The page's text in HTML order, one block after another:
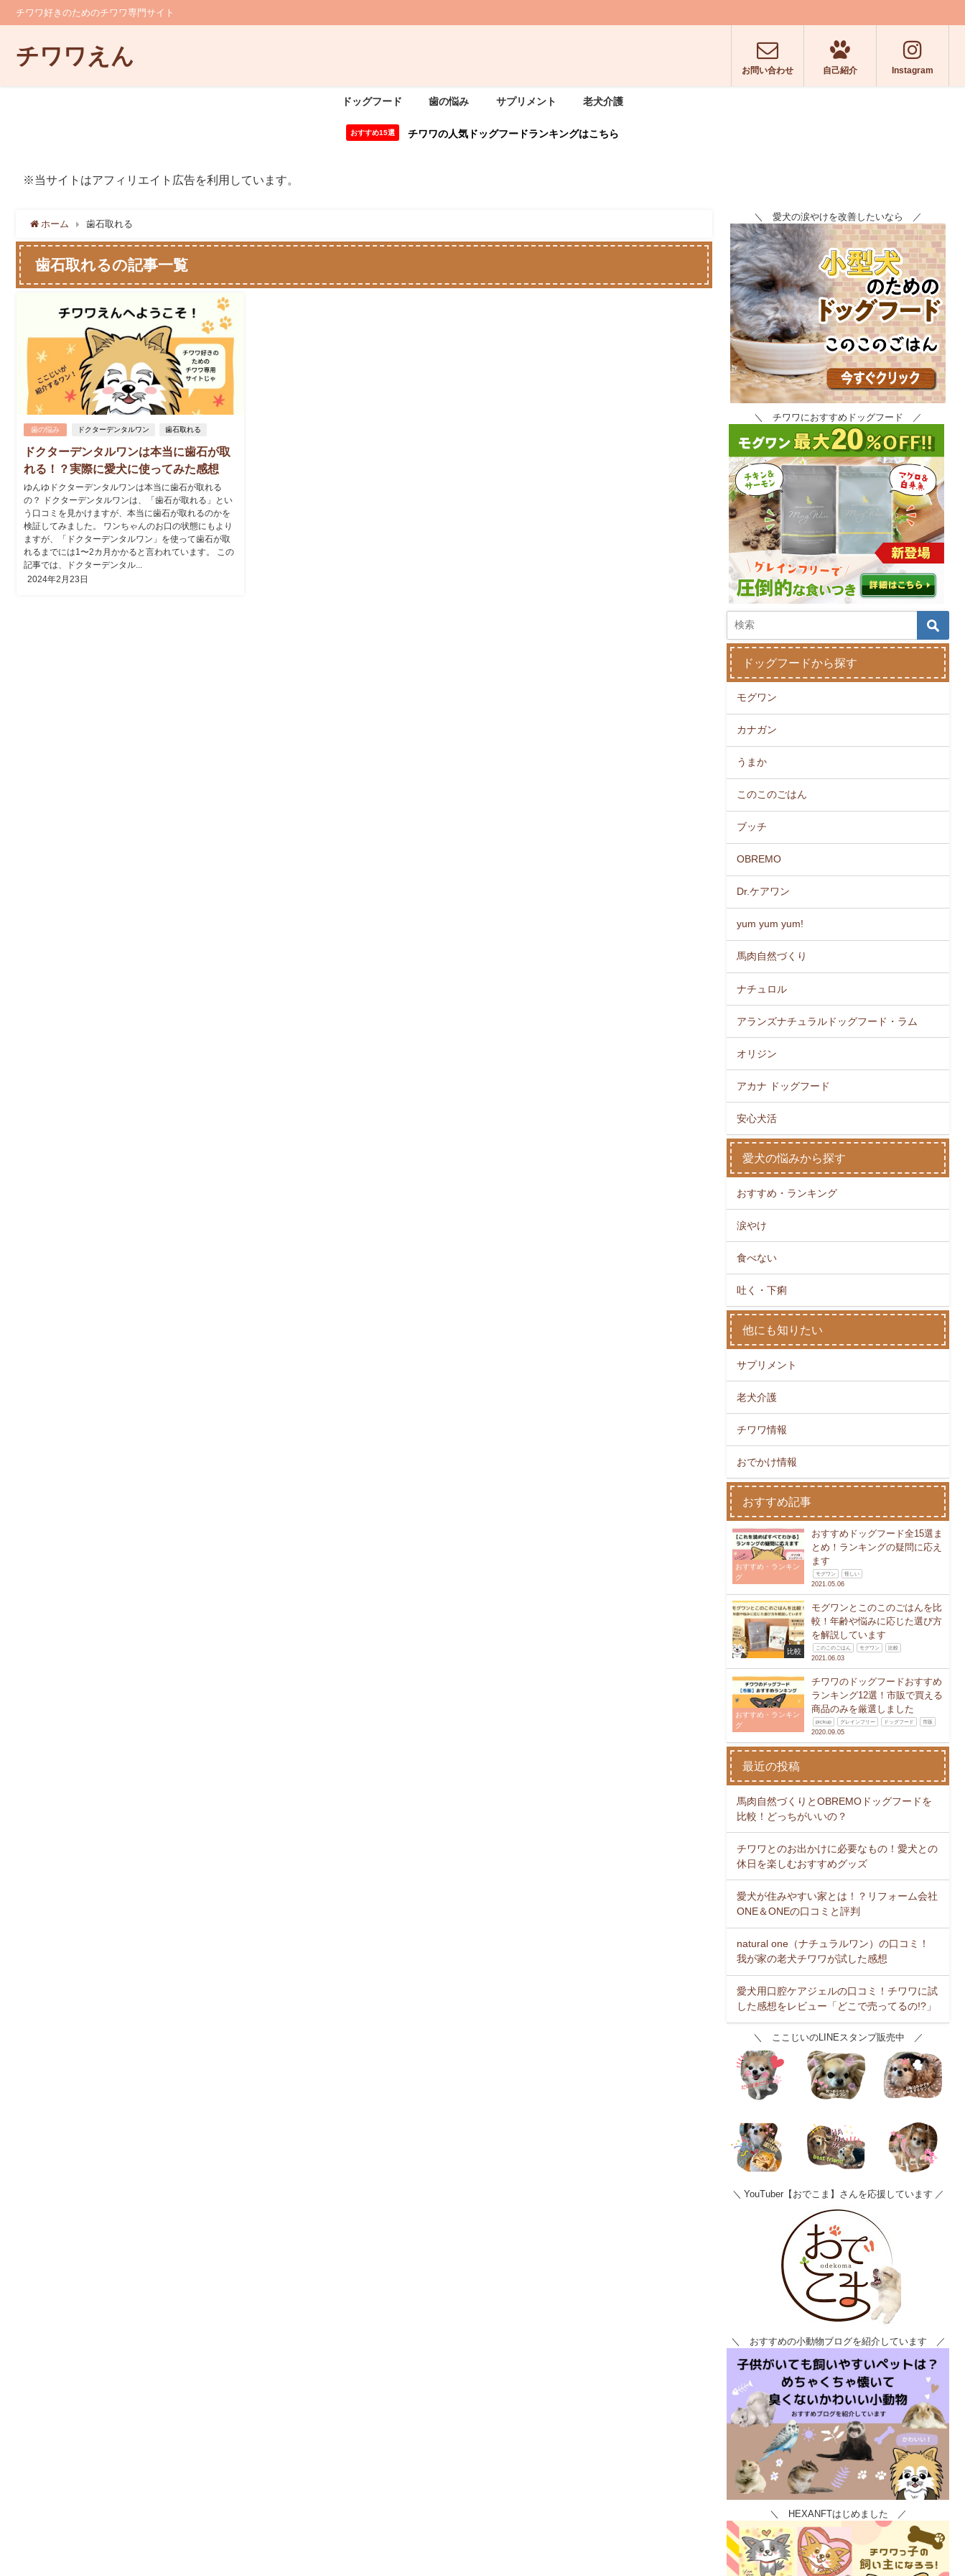
チワワ好きのためのチワワ専門サイト
チワワえん
お問い合わせ 自己紹介 Instagram
ドッグフード 歯の悩み サプリメント 老犬介護
おすすめ15選 チワワの人気ドッグフードランキングはこちら
※当サイトはアフィリエイト広告を利用しています。
ホーム 歯石取れる
歯石取れるの記事一覧
歯の悩み ドクターデンタルワン 歯石取れる
ドクターデンタルワンは本当に歯石が取
れる！？実際に愛犬に使ってみた感想
ゆんゆドクターデンタルワンは本当に歯石が取れる
の？ ドクターデンタルワンは、「歯石が取れる」とい
う口コミを見かけますが、本当に歯石が取れるのかを
検証してみました。 ワンちゃんのお口の状態にもより
ますが、「ドクターデンタルワン」を使って歯石が取
れるまでには1〜2カ月かかると言われています。 この
記事では、ドクターデンタル...
2024年2月23日
＼ 愛犬の涙やけを改善したいなら ／
＼ チワワにおすすめドッグフード ／
ドッグフードから探す
モグワン
カナガン
うまか
このこのごはん
ブッチ
OBREMO
Dr.ケアワン
yum yum yum!
馬肉自然づくり
ナチュロル
アランズナチュラルドッグフード・ラム
オリジン
アカナ ドッグフード
安心犬活
愛犬の悩みから探す
おすすめ・ランキング
涙やけ
食べない
吐く・下痢
他にも知りたい
サプリメント
老犬介護
チワワ情報
おでかけ情報
おすすめ記事
おすすめ・ランキン
グ
おすすめドッグフード全15選ま
とめ！ランキングの疑問に応え
ます
モグワン 怪しい
2021.05.06
比較
モグワンとこのこのごはんを比
較！年齢や悩みに応じた選び方
を解説しています
このこのごはん モグワン 比較
2021.06.03
おすすめ・ランキン
グ
チワワのドッグフードおすすめ
ランキング12選！市販で買える
商品のみを厳選しました
pickup グレインフリー ドッグフード 市販
2020.09.05
最近の投稿
馬肉自然づくりとOBREMOドッグフードを
比較！どっちがいいの？
チワワとのお出かけに必要なもの！愛犬との
休日を楽しむおすすめグッズ
愛犬が住みやすい家とは！？リフォーム会社
ONE＆ONEの口コミと評判
natural one（ナチュラルワン）の口コミ！
我が家の老犬チワワが試した感想
愛犬用口腔ケアジェルの口コミ！チワワに試
した感想をレビュー「どこで売ってるの!?」
＼ ここじいのLINEスタンプ販売中 ／
＼ YouTuber【おでこま】さんを応援しています ／
＼ おすすめの小動物ブログを紹介しています ／
＼ HEXANFTはじめました ／